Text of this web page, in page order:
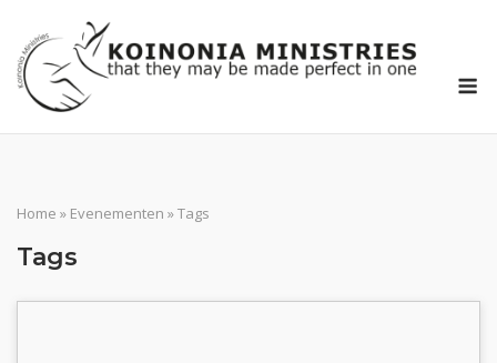
naar
de
inhoud
Home » Evenementen »Tags
Tags